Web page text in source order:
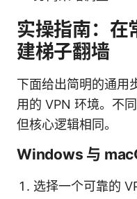
实操指南：在
建梯子翻墙
下面给出简明的通用
用的 VPN 环境。不
但核心逻辑相同。
Windows 与
选择一个可靠的